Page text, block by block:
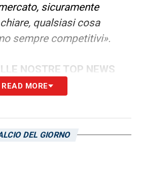
sicuramente
qualsiasi cosa
sempre competitivi».
NOSTRE TOP NEWS
READ MORE
DEL GIORNO